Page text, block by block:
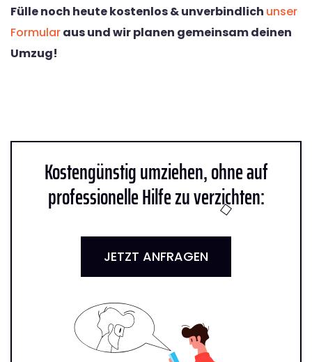
Fülle noch heute kostenlos & unverbindlich unser
Formularaus und wir planen gemeinsam deinen
Umzug!
Kostengünstig umziehen, ohne auf
professionelle Hilfe zu verzichten:
JETZT ANFRAGEN